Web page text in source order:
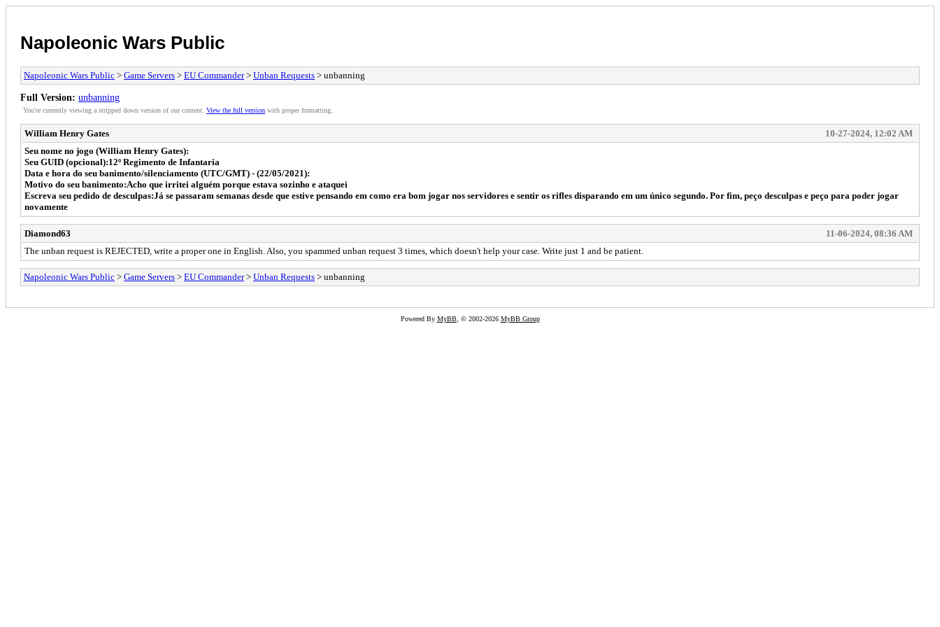
Napoleonic Wars Public
Napoleonic Wars Public > Game Servers > EU Commander> Unban Requests > unbanning
Full Version: unbanning
You're currently viewing a stripped down version of our content. View the full version with proper formatting.
William Henry Gates
10-27-2024, 12:02 AM
Seu nome no jogo (William Henry Gates):
Seu GUID (opcional):12º Regimento de Infantaria
Data e hora do seu banimento/silenciamento (UTC/GMT) - (22/05/2021):
Motivo do seu banimento:Acho que irritei alguém porque estava sozinho e ataquei
Escreva seu pedido de desculpas:Já se passaram semanas desde que estive pensando em como era bom jogar nos servidores e sentir os rifles disparando em um único segundo. Por fim, peço desculpas e peço para poder jogar
novamente
Diamond63
11-06-2024, 08:36 AM
The unban request is REJECTED, write a proper one in English. Also, you spammed unban request 3 times, which doesn't help your case. Write just 1 and be patient.
Napoleonic Wars Public > Game Servers > EU Commander> Unban Requests > unbanning
Powered By MyBB, © 2002-2026 MyBB Group